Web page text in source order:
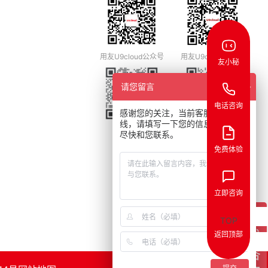
用友U9cloud公众号 用友U9cloud视频号
商户合作 制造业社群
友小秘
电话咨询
免费体验
立即咨询
TOP
返回顶部
请您留言
感谢您的关注，当前客服人员不在
线，请填写一下您的信息，我们会
尽快和您联系。